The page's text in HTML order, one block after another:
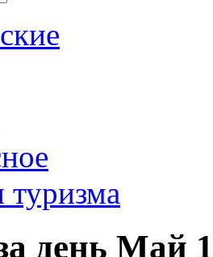
туризма
день Май